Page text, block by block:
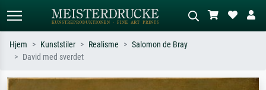
Søk etter kunstner, tittel eller stil – for
Hjem Kunststiler Realisme
Salomon de Bray
David med sverdet